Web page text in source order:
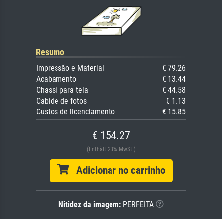
Resumo
Impressão e Material
€ 79.26
Acabamento
€ 13.44
Chassi para tela
€ 44.58
Cabide de fotos
€ 1.13
Custos de licenciamento
€ 15.85
€ 154.27
(Enthält 23% MwSt.)
Adicionar no carrinho
Nitidez da imagem: PERFEITA